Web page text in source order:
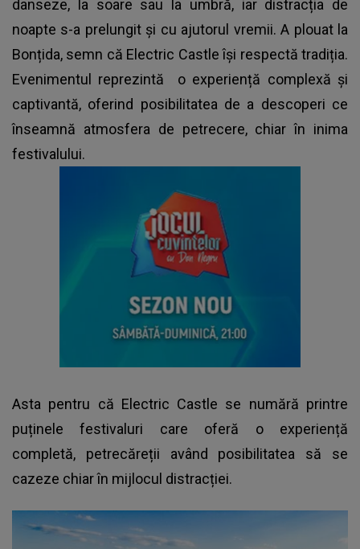
danseze, la soare sau la umbră, iar distracția de
noapte s-a prelungit și cu ajutorul vremii. A plouat la
Bonțida, semn că Electric Castle își respectă tradiția.
Evenimentul reprezintă o experiență complexă și
captivantă, oferind posibilitatea de a descoperi ce
înseamnă atmosfera de petrecere, chiar în inima
festivalului.
Asta pentru că Electric Castle se numără printre
puținele festivaluri care oferă o experiență
completă, petrecăreții având posibilitatea să se
cazeze chiar în mijlocul distracției.